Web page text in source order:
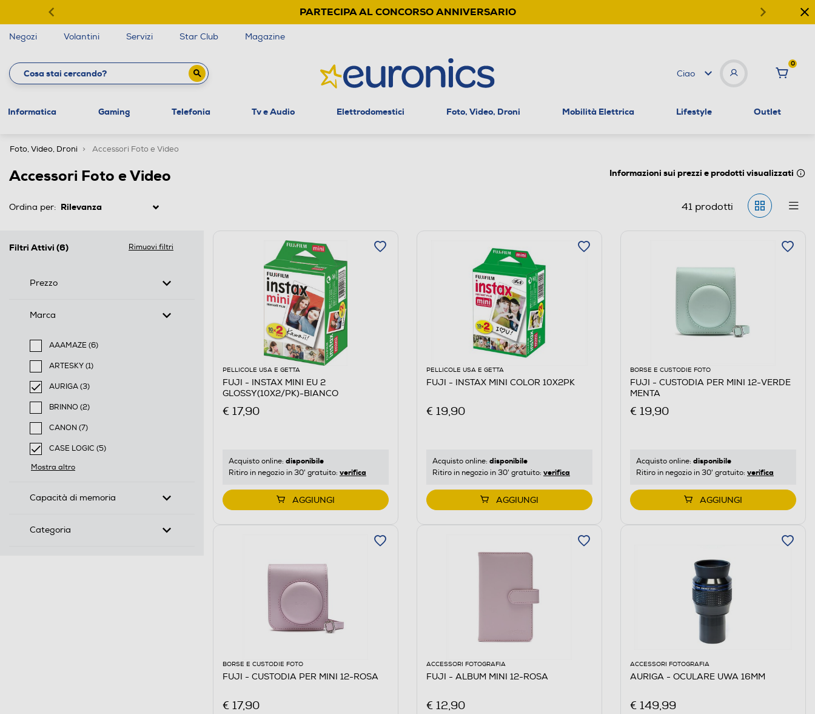
PARTECIPA AL CONCORSO ANNIVERSARIO
Negozi Volantini Servizi Star Club Magazine
Ciao
0
Informatica Gaming Telefonia Tv e Audio Elettrodomestici Foto, Video, Droni Mobilità Elettrica Lifestyle Outlet
Foto, Video, Droni Accessori Foto e Video
Accessori Foto e Video Informazioni sui prezzi e prodotti visualizzati
Ordina per: 41prodotti
Filtri Attivi (6) Rimuovi filtri
Prezzo
Marca
AAAMAZE (6)
Filtra per Marca: AAAMAZE
ARTESKY (1)
Filtra per Marca: ARTESKY
AURIGA (3)
selected Filtro applicato per Marca: AURIGA
BRINNO (2)
Filtra per Marca: BRINNO
CANON (7)
Filtra per Marca: CANON
CASE LOGIC (5)
selected Filtro applicato per Marca: CASE LOGIC
Mostra altro
Capacità di memoria
Categoria
PELLICOLE USA E GETTA
FUJI - INSTAX MINI EU 2
GLOSSY(10X2/PK)-BIANCO
€ 17,90
Acquisto online: disponibile
Ritiro in negozio in 30' gratuito: verifica
AGGIUNGI
PELLICOLE USA E GETTA
FUJI - INSTAX MINI COLOR 10X2PK
€ 19,90
Acquisto online: disponibile
Ritiro in negozio in 30' gratuito: verifica
AGGIUNGI
BORSE E CUSTODIE FOTO
FUJI - CUSTODIA PER MINI 12-VERDE
MENTA
€ 19,90
Acquisto online: disponibile
Ritiro in negozio in 30' gratuito: verifica
AGGIUNGI
BORSE E CUSTODIE FOTO
FUJI - CUSTODIA PER MINI 12-ROSA
€ 17,90
ACCESSORI FOTOGRAFIA
FUJI - ALBUM MINI 12-ROSA
€ 12,90
ACCESSORI FOTOGRAFIA
AURIGA - OCULARE UWA 16MM
€ 149,99